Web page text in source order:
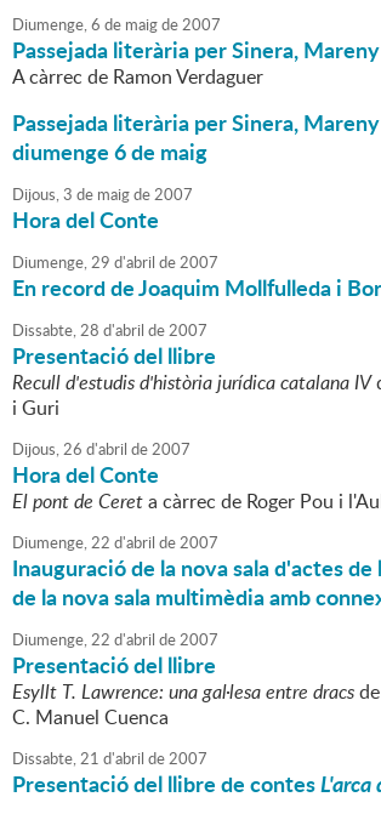
Diumenge,6 de maigde2007
Passejada literària per Sinera,
A càrrec de Ramon Verdaguer
Passejada literària per Sinera,
diumenge 6 de maig
Dijous,3 de maigde2007
Hora del Conte
Diumenge,29 d'abril de2007
En record de Joaquim Mollfulleda i
Dissabte,28 d'abril de2007
Presentació del llibre
Recull d'estudis d'història jurídica catalana IV
i Guri
Dijous,26 d'abril de2007
Hora del Conte
El pont de Cereta càrrec de Roger Pou i
Diumenge,22 d'abril de2007
Inauguració de la nova sala d'actes
de la nova sala multimèdia amb
Diumenge,22 d'abril de2007
Presentació del llibre
Esyllt T. Lawrence: una gal·lesa entre dracs
C. Manuel Cuenca
Dissabte,21 d'abril de2007
Presentació del llibre de contes